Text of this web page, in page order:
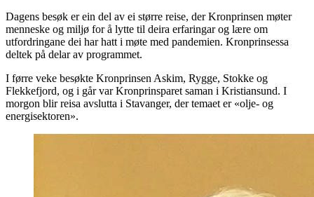
Dagens besøk er ein del av ei større reise, der Kronprinsen møter
menneske og miljø for å lytte til deira erfaringar og lære om
utfordringane dei har hatt i møte med pandemien. Kronprinsessa
deltek på delar av programmet.
I førre veke besøkte Kronprinsen Askim, Rygge, Stokke og
Flekkefjord, og i går var Kronprinsparet saman i Kristiansund. I
morgon blir reisa avslutta i Stavanger, der temaet er «olje- og
energisektoren».